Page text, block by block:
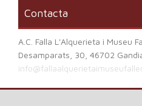
Contacta
A.C. Falla L'Alquerieta i Museu
Desamparats, 30, 46702